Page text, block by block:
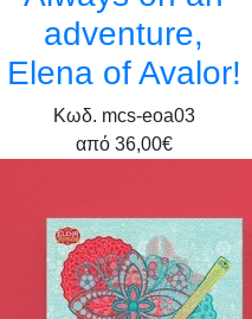
adventure,
Elena of Avalor!
Κωδ. mcs-eoa03
από 36,00€